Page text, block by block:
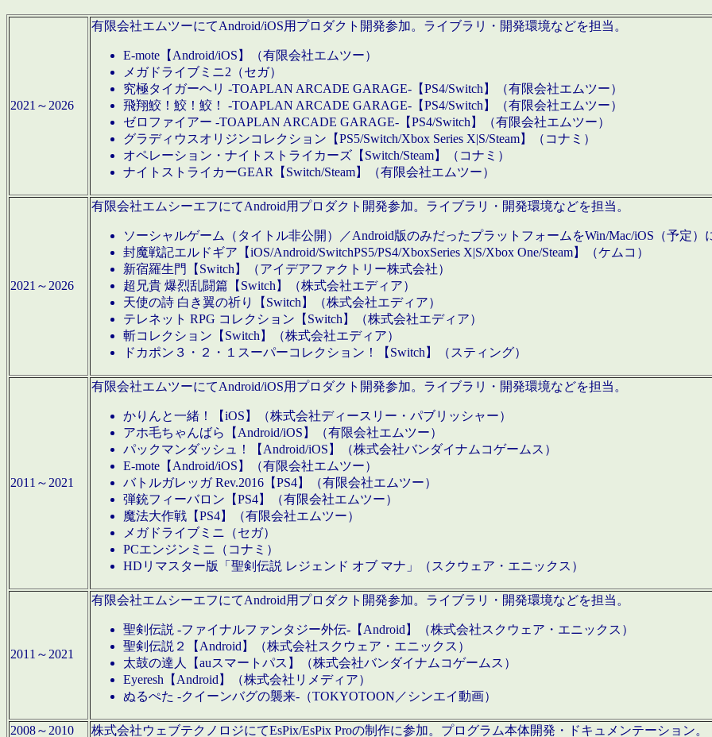
2021～2026
有限会社エムツーにてAndroid/iOS用プロダクト開発参加。ライブラリ・開発環境などを担当。
E-mote【Android/iOS】（有限会社エムツー）
メガドライブミニ2（セガ）
究極タイガーヘリ -TOAPLAN ARCADE GARAGE-【PS4/Switch】（有限会社エムツー）
飛翔鮫！鮫！鮫！ -TOAPLAN ARCADE GARAGE-【PS4/Switch】（有限会社エムツー）
ゼロファイアー -TOAPLAN ARCADE GARAGE-【PS4/Switch】（有限会社エムツー）
グラディウスオリジンコレクション【PS5/Switch/Xbox Series X|S/Steam】（コナミ）
オペレーション・ナイトストライカーズ【Switch/Steam】（コナミ）
ナイトストライカーGEAR【Switch/Steam】（有限会社エムツー）
2021～2026
有限会社エムシーエフにてAndroid用プロダクト開発参加。ライブラリ・開発環境などを担当。
ソーシャルゲーム（タイトル非公開）／Android版のみだったプラットフォームをWin/Mac/iOS（予定）
封魔戦記エルドギア【iOS/Android/SwitchPS5/PS4/XboxSeries X|S/Xbox One/Steam】（ケムコ）
新宿羅生門【Switch】（アイデアファクトリー株式会社）
超兄貴 爆烈乱闘篇【Switch】（株式会社エディア）
天使の詩 白き翼の祈り【Switch】（株式会社エディア）
テレネット RPG コレクション【Switch】（株式会社エディア）
斬コレクション【Switch】（株式会社エディア）
ドカポン３・２・１スーパーコレクション！【Switch】（スティング）
2011～2021
有限会社エムツーにてAndroid/iOS用プロダクト開発参加。ライブラリ・開発環境などを担当。
かりんと一緒！【iOS】（株式会社ディースリー・パブリッシャー）
アホ毛ちゃんばら【Android/iOS】（有限会社エムツー）
パックマンダッシュ！【Android/iOS】（株式会社バンダイナムコゲームス）
E-mote【Android/iOS】（有限会社エムツー）
バトルガレッガ Rev.2016【PS4】（有限会社エムツー）
弾銃フィーバロン【PS4】（有限会社エムツー）
魔法大作戦【PS4】（有限会社エムツー）
メガドライブミニ（セガ）
PCエンジンミニ（コナミ）
HDリマスター版「聖剣伝説 レジェンド オブ マナ」（スクウェア・エニックス）
2011～2021
有限会社エムシーエフにてAndroid用プロダクト開発参加。ライブラリ・開発環境などを担当。
聖剣伝説 -ファイナルファンタジー外伝-【Android】（株式会社スクウェア・エニックス）
聖剣伝説２【Android】（株式会社スクウェア・エニックス）
太鼓の達人【auスマートパス】（株式会社バンダイナムコゲームス）
Eyeresh【Android】（株式会社リメディア）
ぬるぺた -クイーンバグの襲来-（TOKYOTOON／シンエイ動画）
2008～2010
株式会社ウェブテクノロジにてEsPix/EsPix Proの制作に参加。プログラム本体開発・ドキュメンテーション。